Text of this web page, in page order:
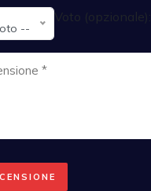
Voto (opzionale):
--